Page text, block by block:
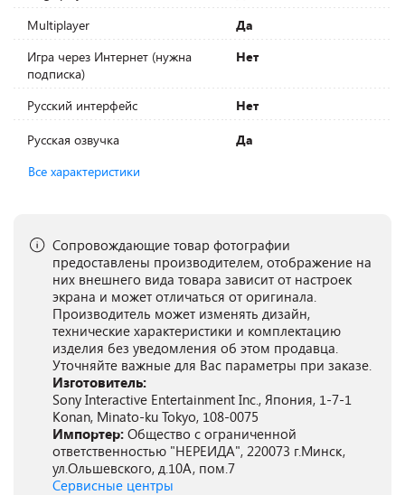
Multiplayer
Да
Игра через Интернет (нужна
подписка)
Нет
Русский интерфейс
Нет
Русская озвучка
Да
Все характеристики
Сопровождающие товар фотографии
предоставлены производителем, отображение на
них внешнего вида товара зависит от настроек
экрана и может отличаться от оригинала.
Производитель может изменять дизайн,
технические характеристики и комплектацию
изделия без уведомления об этом продавца.
Уточняйте важные для Вас параметры при заказе.
Изготовитель:
Sony Interactive Entertainment Inc., Япония, 1-7-1
Konan, Minato-ku Tokyo, 108-0075
Импортер: Общество с ограниченной
ответственностью "НЕРЕИДА", 220073 г.Минск,
ул.Ольшевского, д.10А, пом.7
Сервисные центры